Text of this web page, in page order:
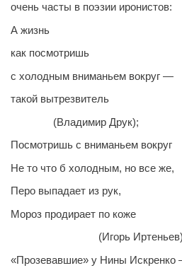
очень часты в поэзии иронистов:
А жизнь
как посмотришь
с холодным вниманьем вокруг —
такой вытрезвитель
(Владимир Друк);
Посмотришь с вниманьем вокруг
Не то что б холодным, но все же,
Перо выпадает из рук,
Мороз продирает по коже
(Игорь
«Прозевавшие» у Нины Искренко